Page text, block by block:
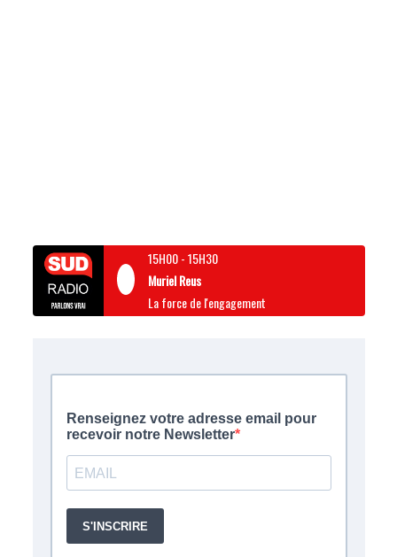
15H00-15H30
Muriel Reus
La force de l'engagement